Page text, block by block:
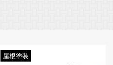
屋根塗装